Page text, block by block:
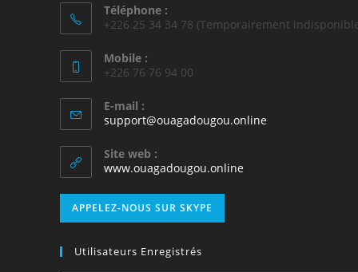
Téléphone :
+226 25 34 34 78 (Temporairement
Mobile :
+226 76 76 94 00
E-mail :
support@ouagadougou.online
Site web :
www.ouagadougou.online
APPELEZ-NOUS SUR SKYPE
Utilisateurs Enregistrés